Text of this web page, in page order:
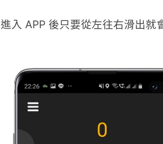
進入 APP 後只要從左往右滑出就